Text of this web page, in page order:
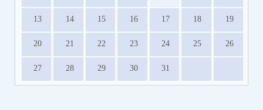
13 14 15 16 17 18 19
20 21 22 23 24 25 26
27 28 29 30 31